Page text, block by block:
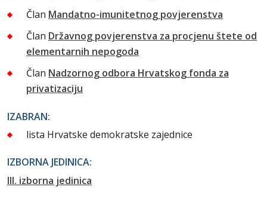
Član Mandatno-imunitetnog povjerenstva
Član Državnog povjerenstva za procjenu štete od
elementarnih nepogoda
Član Nadzornog odbora Hrvatskog fonda za
privatizaciju
IZABRAN:
lista Hrvatske demokratske zajednice
IZBORNA JEDINICA:
III. izborna jedinica